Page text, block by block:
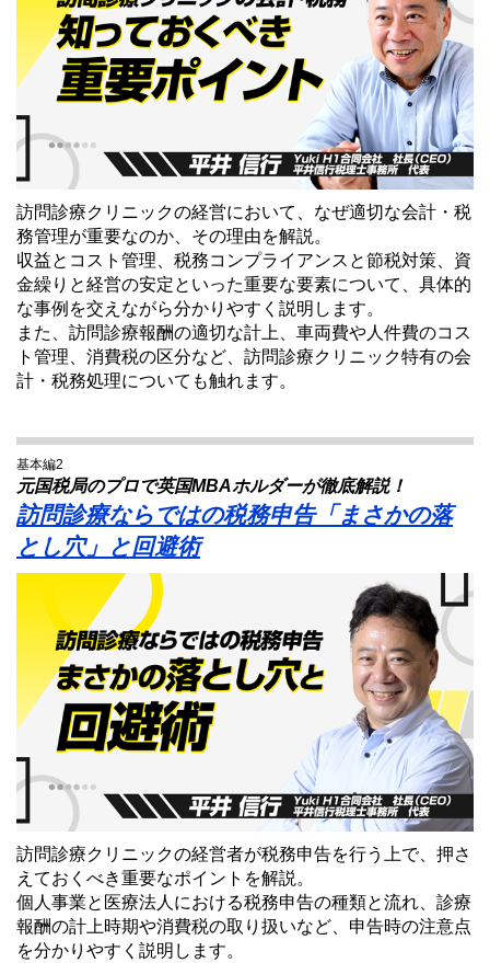
訪問診療クリニックの経営において、なぜ適切な会計・税
務管理が重要なのか、その理由を解説。
収益とコスト管理、税務コンプライアンスと節税対策、資
金繰りと経営の安定といった重要な要素について、具体的
な事例を交えながら分かりやすく説明します。
また、訪問診療報酬の適切な計上、車両費や人件費のコス
ト管理、消費税の区分など、訪問診療クリニック特有の会
計・税務処理についても触れます。
基本編2
元国税局のプロで英国MBAホルダーが徹底解説！
訪問診療ならではの税務申告「まさかの落
とし穴」と回避術
訪問診療クリニックの経営者が税務申告を行う上で、押さ
えておくべき重要なポイントを解説。
個人事業と医療法人における税務申告の種類と流れ、診療
報酬の計上時期や消費税の取り扱いなど、申告時の注意点
を分かりやすく説明します。